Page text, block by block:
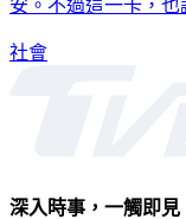
安。不過這一卡，也
社會
深入時事，一觸即見